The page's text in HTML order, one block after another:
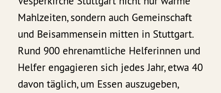
Mahlzeiten, sondern auch Gemeinschaft
und Beisammensein mitten in Stuttgart.
Rund 900 ehrenamtliche Helferinnen und
Helfer engagieren sich jedes Jahr, etwa 40
davon täglich, um Essen auszugeben,